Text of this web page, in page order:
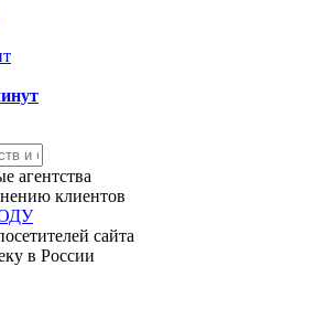
агентства
клиентов
сайта
в России